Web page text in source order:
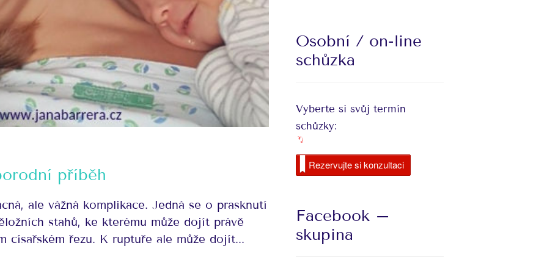
příběh
ale vážná komplikace. Jedná se o prasknutí
stahů, ke kterému může dojít právě
císařském řezu. K ruptuře ale může dojít...
Osobní / on-line
schůzka
Vyberte si svůj termín
schůzky:
Rezervujte si konzultaci
Facebook –
skupina